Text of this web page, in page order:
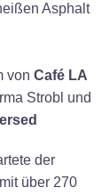
Asphalt
von Café LA
Strobl und
der
über 270